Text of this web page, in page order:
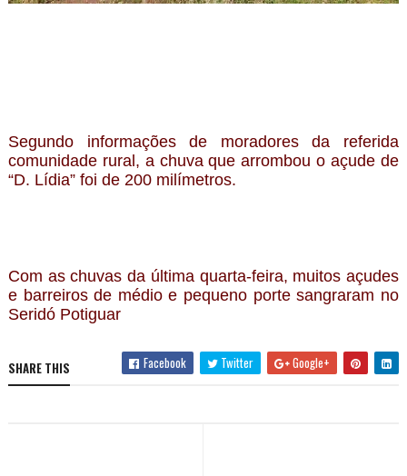
Segundo informações de moradores da referida
comunidade rural, a chuva que arrombou o açude de
“D. Lídia” foi de 200 milímetros.
Com as chuvas da última quarta-feira, muitos açudes
e barreiros de médio e pequeno porte sangraram no
Seridó Potiguar
SHARE THIS Facebook Twitter Google+